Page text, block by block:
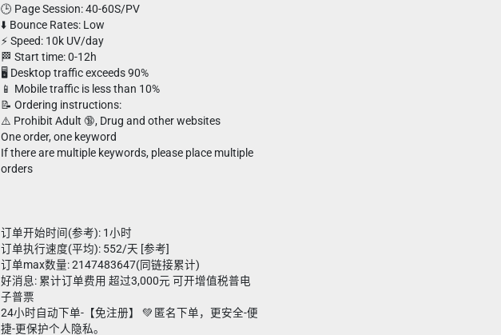
🕒 Page Session: 40-60S/PV
⬇️ Bounce Rates: Low
⚡ Speed: 10k UV/day
🏁 Start time: 0-12h
🖥️ Desktop traffic exceeds 90%
📱 Mobile traffic is less than 10%
📝 Ordering instructions:
⚠️ Prohibit Adult 🔞, Drug and other websites
One order, one keyword
If there are multiple keywords, please place multiple
orders
订单开始时间(参考): 1小时
订单执行速度(平均): 552/天 [参考]
订单max数量: 2147483647(同链接累计)
好消息: 累计订单费用 超过3,000元 可开增值税普电
子普票
24小时自动下单-【免注册】 💚 匿名下单，更安全-便
捷-更保护个人隐私。